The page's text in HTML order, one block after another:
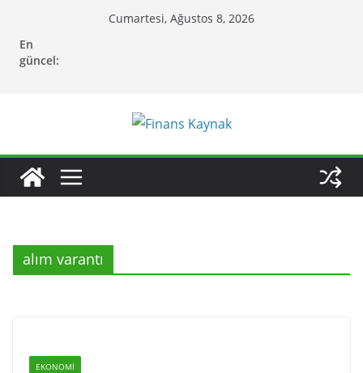
content
Cumartesi, Ağustos 8, 2026
En
güncel:
alım varantı
EKONOMI